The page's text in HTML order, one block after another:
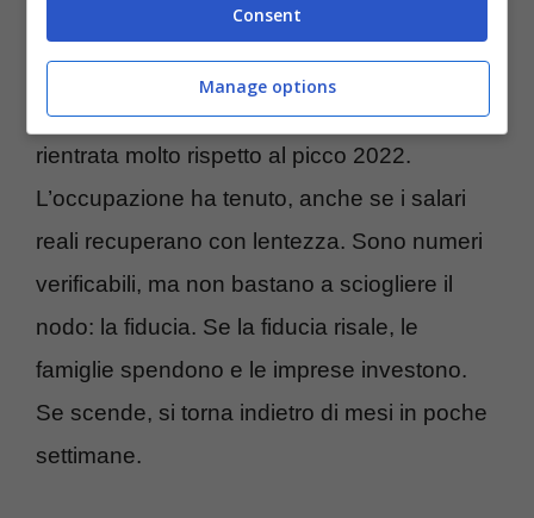
I dati ufficiali, fin qui, dicono questo. La
crescita c’è, ma non corre. L’inflazione è
rientrata molto rispetto al picco 2022.
L’occupazione ha tenuto, anche se i salari
reali recuperano con lentezza. Sono numeri
verificabili, ma non bastano a sciogliere il
nodo: la fiducia. Se la fiducia risale, le
famiglie spendono e le imprese investono.
Se scende, si torna indietro di mesi in poche
settimane.
Consent
Manage options